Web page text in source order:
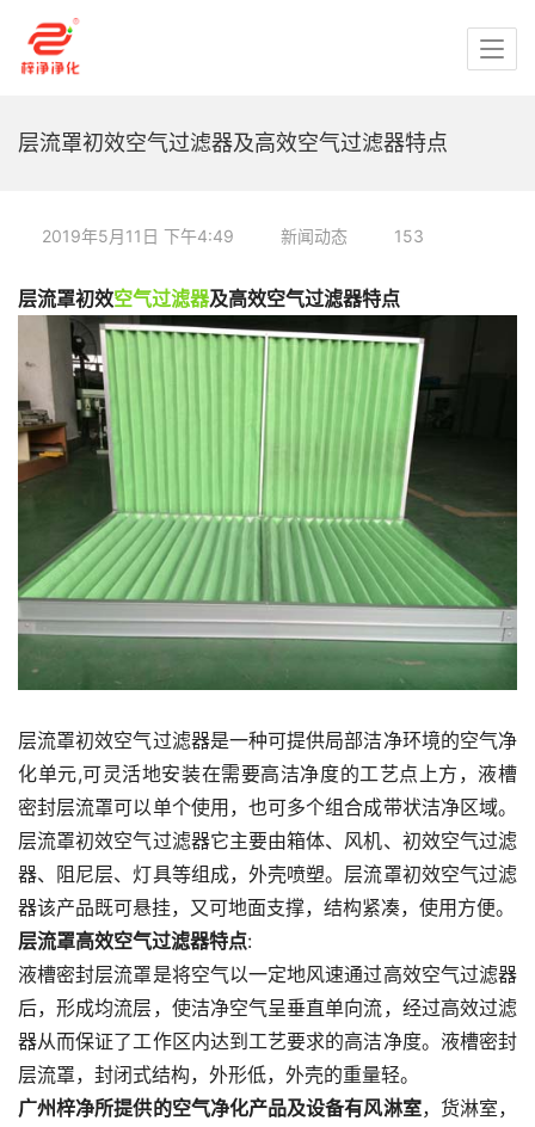
层流罩初效空气过滤器及高效空气过滤器特点
2019年5月11日 下午4:49 新闻动态 153
层流罩初效空气过滤器及高效空气过滤器特点
层流罩初效空气过滤器是一种可提供局部洁净环境的空气净
化单元,可灵活地安装在需要高洁净度的工艺点上方，液槽
密封层流罩可以单个使用，也可多个组合成带状洁净区域。
层流罩初效空气过滤器它主要由箱体、风机、初效空气过滤
器、阻尼层、灯具等组成，外壳喷塑。层流罩初效空气过滤
器该产品既可悬挂，又可地面支撑，结构紧凑，使用方便。
层流罩高效空气过滤器特点:
液槽密封层流罩是将空气以一定地风速通过高效空气过滤器
后，形成均流层，使洁净空气呈垂直单向流，经过高效过滤
器从而保证了工作区内达到工艺要求的高洁净度。液槽密封
层流罩，封闭式结构，外形低，外壳的重量轻。
广州梓净所提供的空气净化产品及设备有风淋室，货淋室，